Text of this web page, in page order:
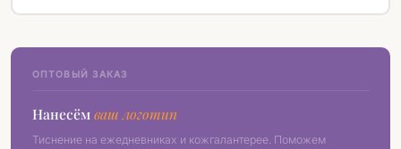
ОПТОВЫЙ ЗАКАЗ
Нанесёмваш логотип
Тиснение на ежедневниках и кожгалантерее. Поможем